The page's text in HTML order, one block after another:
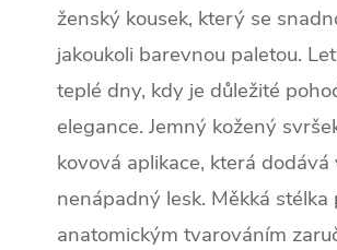
ženský kousek, který se
jakoukoli barevnou paletou.
teplé dny, kdy je důležité
elegance. Jemný kožený
kovová aplikace, která
nenápadný lesk. Měkká stélka
anatomickým tvarováním